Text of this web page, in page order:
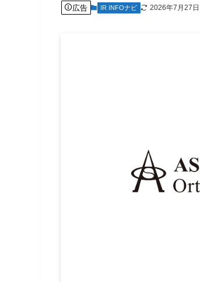
広告 IR INFOナビ 2026年7月27日